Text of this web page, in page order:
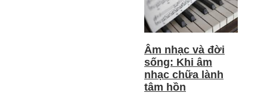
Âm nhạc và đời
sống: Khi âm
nhạc chữa lành
tâm hồn